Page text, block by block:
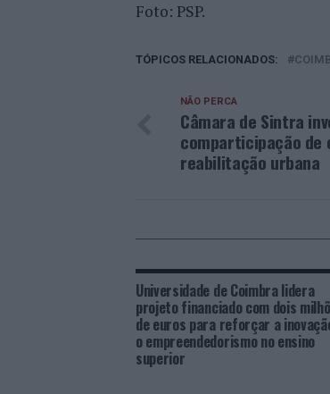
Foto: PSP.
TÓPICOS RELACIONADOS:
NÃO PERCA
Câmara de Sintra
comparticipação de
reabilitação urbana
Universidade de Coimbra lidera
projeto financiado com dois
de euros para reforçar a
o empreendedorismo no ensino
superior